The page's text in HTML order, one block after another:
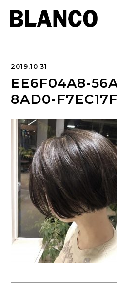
2019.10.31
EE6F04A8-
8AD0-